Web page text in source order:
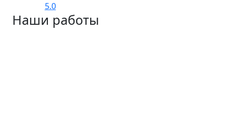
5.0
Наши работы